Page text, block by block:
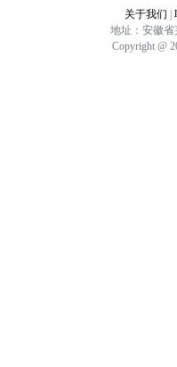
关于我们 |
地址：安徽省
Copyright @